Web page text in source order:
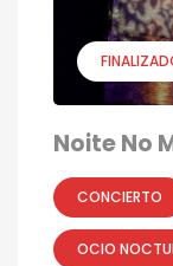
Noite No
CONCIERTO
OCIO